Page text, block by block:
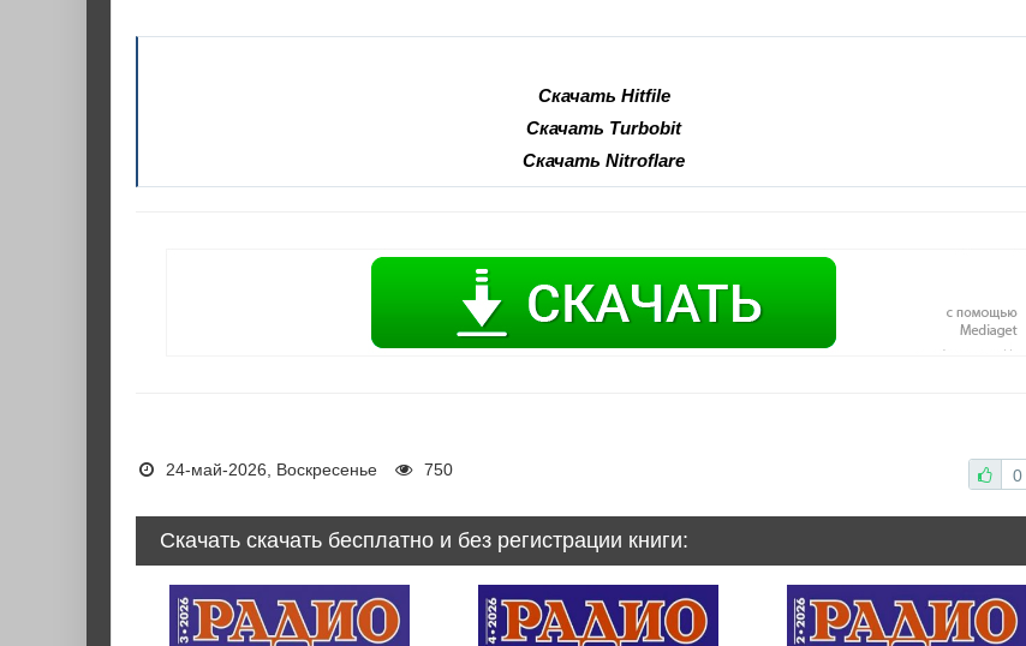
Скачать Hitfile
Скачать Turbobit
Скачать Nitroflare
24-май-2026, Воскресенье 750 0
Скачать скачать бесплатно и без регистрации книги: